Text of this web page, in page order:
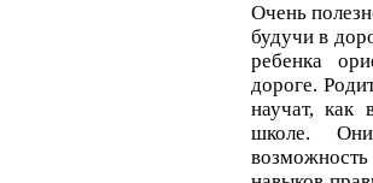
Очень
будучи в
ребенка
дороге.
научат, как
школе.